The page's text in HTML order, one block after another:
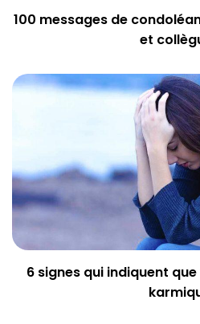
100 messages de
et
6 signes qui indiquent